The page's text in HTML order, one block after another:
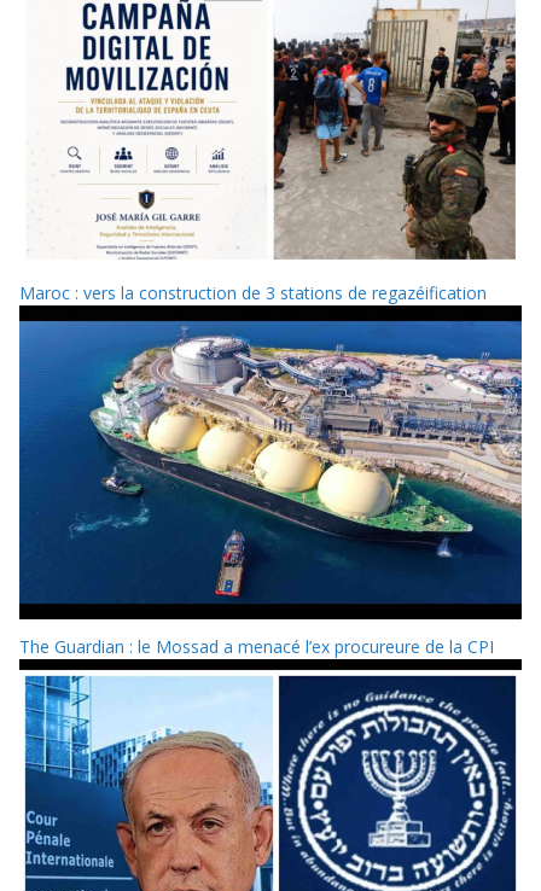
Maroc : vers la construction de 3 stations de regazéification
The Guardian : le Mossad a menacé l’ex procureure de la CPI